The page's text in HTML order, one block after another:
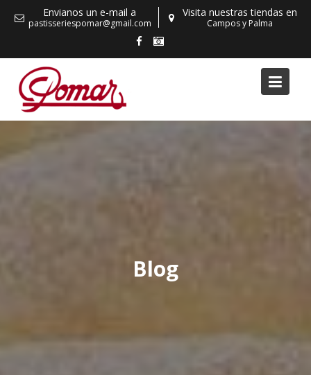
Envianos un e-mail a
pastisseriespomar@gmail.com
Visita nuestras tiendas en
Campos y Palma
Blog